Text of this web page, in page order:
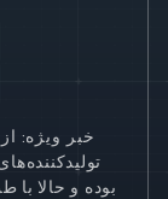
خبر ویژه:
بوده و حالا